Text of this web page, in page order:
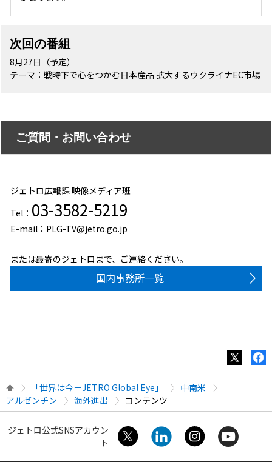
次回の番組
8月27日（予定）
テーマ：戦時下で心をつかむ日本産品 拡大するウクライナEC市場
ご質問・お問い合わせ
ジェトロ広報課 映像メディア班
Tel： 03-3582-5219
E-mail：PLG-TV@jetro.go.jp
または最寄のジェトロまで、ご連絡ください。
国内事務所一覧
「世界は今－JETRO Global Eye」
中南米
アルゼンチン
海外進出 コンテンツ
ジェトロ公式SNSアカウン
ト